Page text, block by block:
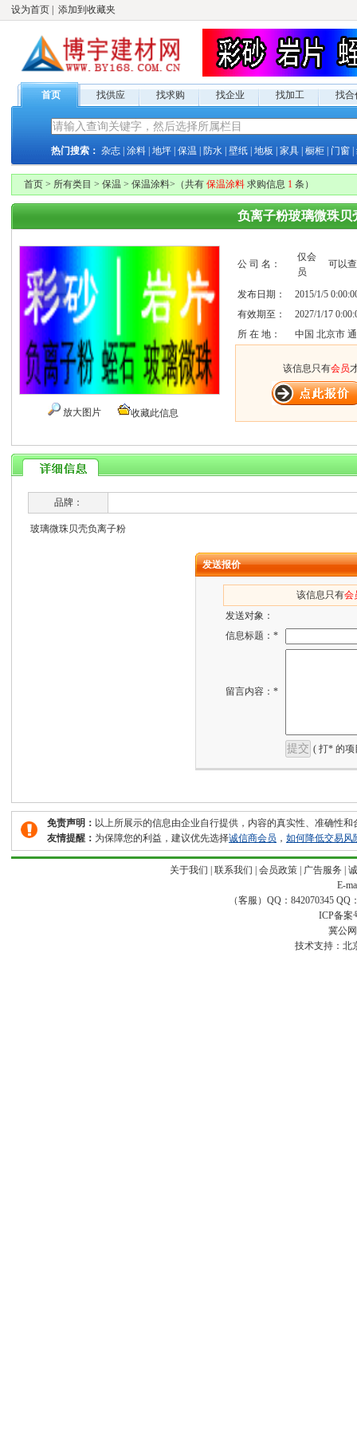
设为首页 添加到收藏夹
首页 找供应 找求购 找企业 找加工 找合
热门搜索： 杂志 涂料 地坪 保温 防水 壁纸 地板 家具 橱柜 门窗
首页 > 所有类目 > 保温 > 保温涂料> （共有 保温涂料 求购信息 1 条）
负离子粉玻璃微珠贝
放大图片 收藏此信息
公 司 名：
仅会
员
可以
发布日期：
2015/1/5
有效期至：
2027/1/17
所 在 地：
中国 北京市
该信息只有会员
品牌：
玻璃微珠贝壳负离子粉
发送报价
该信息只有会
发送对象：
信息标题：*
留言内容：*
( 打* 的项
免责声明： 以上所展示的信息由企业自行提供，内容的真实性、准确性
友情提醒： 为保障您的利益，建议优先选择诚信商会员 ， 如何降低交易风
关于我们 联系我们 会员政策| 广告服务
E-
（客服）QQ：842070345 QQ
ICP备案
冀公
技术支持： 北